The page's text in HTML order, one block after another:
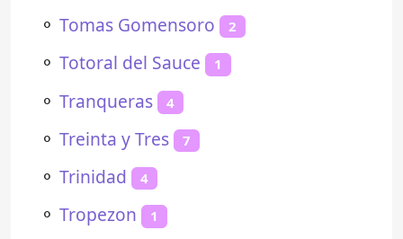
⚬ Tomas Gomensoro 2
⚬ Totoral del Sauce 1
⚬ Tranqueras 4
⚬ Treinta y Tres 7
⚬ Trinidad 4
⚬ Tropezon 1